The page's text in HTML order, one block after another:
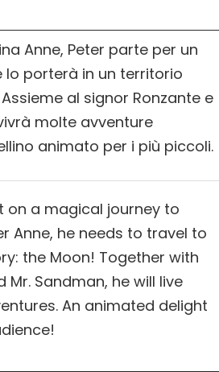
Anne, Peter parte per un
porterà in un territorio
al signor Ronzante e
molte avventure
animato per i più piccoli.
on a magical journey to
Anne, he needs to travel to
the Moon! Together with
Mr. Sandman, he will live
An animated delight